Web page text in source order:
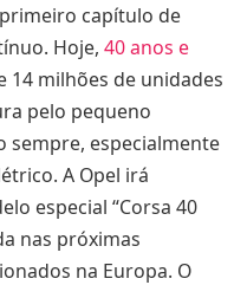
capítulo de
Hoje, 40 anos e
14 milhões de unidades
pelo pequeno
sempre, especialmente
A Opel irá
especial “Corsa 40
nas próximas
na Europa. O